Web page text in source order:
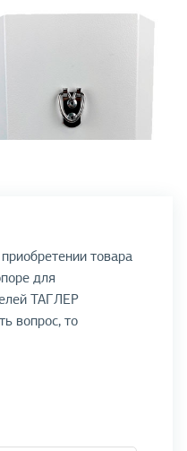
товара
для
ТАГЛЕР
вопрос, то